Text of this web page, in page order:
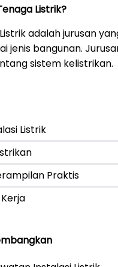
Listrik?
adalah jurusan
jenis bangunan.
sistem kelistrikan.
Listrik
Praktis